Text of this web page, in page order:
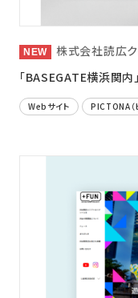
株式会社読広
「BASEGATE横浜関
Webサイト PICTONA（